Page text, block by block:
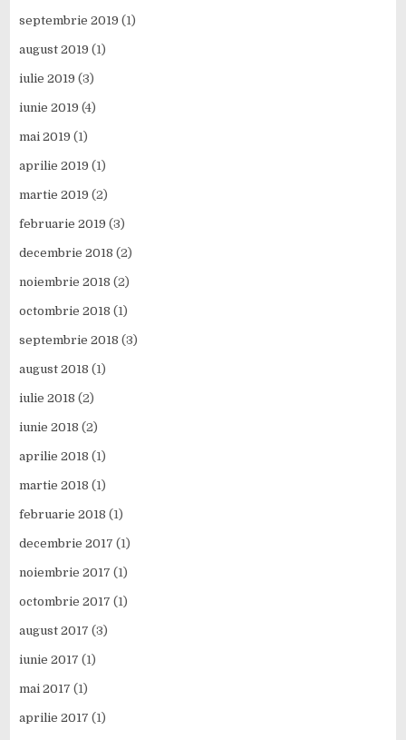
septembrie 2019 (1)
august 2019 (1)
iulie 2019 (3)
iunie 2019 (4)
mai 2019 (1)
aprilie 2019 (1)
martie 2019 (2)
februarie 2019 (3)
decembrie 2018 (2)
noiembrie 2018 (2)
octombrie 2018 (1)
septembrie 2018 (3)
august 2018 (1)
iulie 2018 (2)
iunie 2018 (2)
aprilie 2018 (1)
martie 2018 (1)
februarie 2018 (1)
decembrie 2017 (1)
noiembrie 2017 (1)
octombrie 2017 (1)
august 2017 (3)
iunie 2017 (1)
mai 2017 (1)
aprilie 2017 (1)